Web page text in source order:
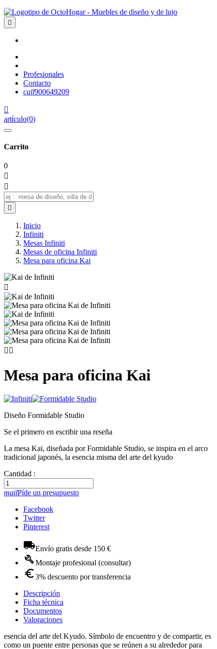

Profesionales
Contacto
call900649209

artículo(0)
Carrito
0



Inicio
Infiniti
Mesas Infiniti
Mesas de oficina Infiniti
Mesa para oficina Kai

 
Mesa para oficina Kai
Diseño Formidable Studio
Se el primero en escribir una reseña
La mesa Kai, diseñada por Formidable Studio, se inspira en el arco
tradicional japonés, la esencia misma del arte del kyudo
Cantidad :
mailPíde un presupuesto
Facebook
Twitter
Pinterest
Envío gratis desde 150 €
Montaje profesional (consultar)
3% descuento por transferencia
Descripción
Ficha técnica
Documentos
Valoraciones
esencia del arte del Kyudo. Símbolo de encuentro y de compartir, es
como un puente entre personas que se reúnen a su alrededor para